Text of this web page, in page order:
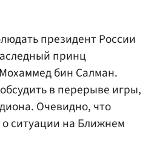
президент России
принц
бин Салман.
в перерыве игры,
Очевидно, что
ситуации на Ближнем